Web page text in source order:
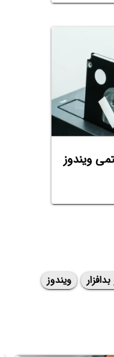
ویندوز
ویندوز